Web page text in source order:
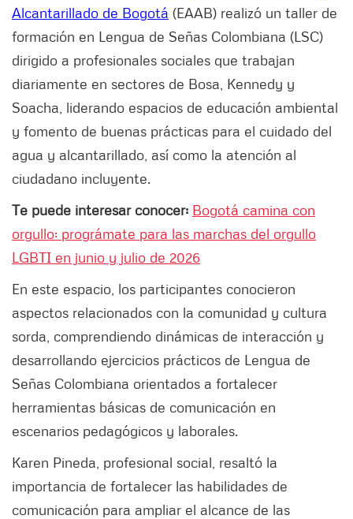
Alcantarillado de Bogotá (EAAB) realizó un taller de
formación en Lengua de Señas Colombiana (LSC)
dirigido a profesionales sociales que trabajan
diariamente en sectores de Bosa, Kennedy y
Soacha, liderando espacios de educación ambiental
y fomento de buenas prácticas para el cuidado del
agua y alcantarillado, así como la atención al
ciudadano incluyente.
Te puede interesar conocer: Bogotá camina con
orgullo: prográmate para las marchas del orgullo
LGBTI en junio y julio de 2026
En este espacio, los participantes conocieron
aspectos relacionados con la comunidad y cultura
sorda, comprendiendo dinámicas de interacción y
desarrollando ejercicios prácticos de Lengua de
Señas Colombiana orientados a fortalecer
herramientas básicas de comunicación en
escenarios pedagógicos y laborales.
Karen Pineda, profesional social, resaltó la
importancia de fortalecer las habilidades de
comunicación para ampliar el alcance de las